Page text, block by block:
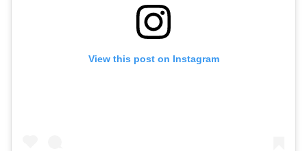
View this post on Instagram